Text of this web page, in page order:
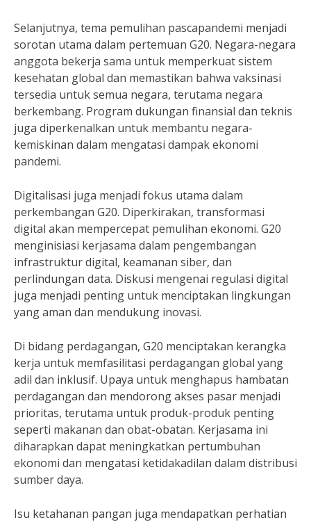
Selanjutnya, tema pemulihan pascapandemi menjadi
sorotan utama dalam pertemuan G20. Negara-negara
anggota bekerja sama untuk memperkuat sistem
kesehatan global dan memastikan bahwa vaksinasi
tersedia untuk semua negara, terutama negara
berkembang. Program dukungan finansial dan teknis
juga diperkenalkan untuk membantu negara-
kemiskinan dalam mengatasi dampak ekonomi
pandemi.
Digitalisasi juga menjadi fokus utama dalam
perkembangan G20. Diperkirakan, transformasi
digital akan mempercepat pemulihan ekonomi. G20
menginisiasi kerjasama dalam pengembangan
infrastruktur digital, keamanan siber, dan
perlindungan data. Diskusi mengenai regulasi digital
juga menjadi penting untuk menciptakan lingkungan
yang aman dan mendukung inovasi.
Di bidang perdagangan, G20 menciptakan kerangka
kerja untuk memfasilitasi perdagangan global yang
adil dan inklusif. Upaya untuk menghapus hambatan
perdagangan dan mendorong akses pasar menjadi
prioritas, terutama untuk produk-produk penting
seperti makanan dan obat-obatan. Kerjasama ini
diharapkan dapat meningkatkan pertumbuhan
ekonomi dan mengatasi ketidakadilan dalam distribusi
sumber daya.
Isu ketahanan pangan juga mendapatkan perhatian